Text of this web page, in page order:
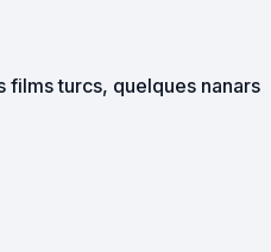
films turcs, quelques nanars